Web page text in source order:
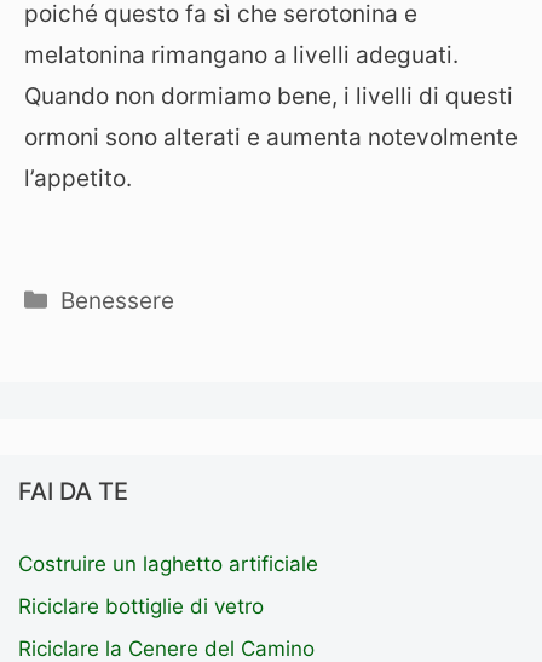
poiché questo fa sì che serotonina e
melatonina rimangano a livelli adeguati.
Quando non dormiamo bene, i livelli di questi
ormoni sono alterati e aumenta notevolmente
l’appetito.
Categorie
Benessere
FAI DA TE
Costruire un laghetto artificiale
Riciclare bottiglie di vetro
Riciclare la Cenere del Camino